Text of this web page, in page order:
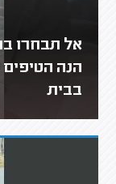
אל תבחרו
הנה
בבית